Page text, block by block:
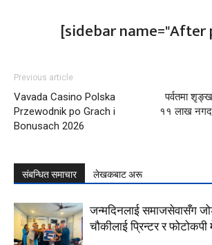
[sidebar name="After
Previous article
Vavada Casino Polska
Przewodnik po Grach i
Bonusach 2026
पर्वतमा
११ लाख नगद
संबन्धित समाचार लेखकबाट अरू
जन्मदिनलाई समाजसेवासँग
चौकीलाई प्रिन्टर र